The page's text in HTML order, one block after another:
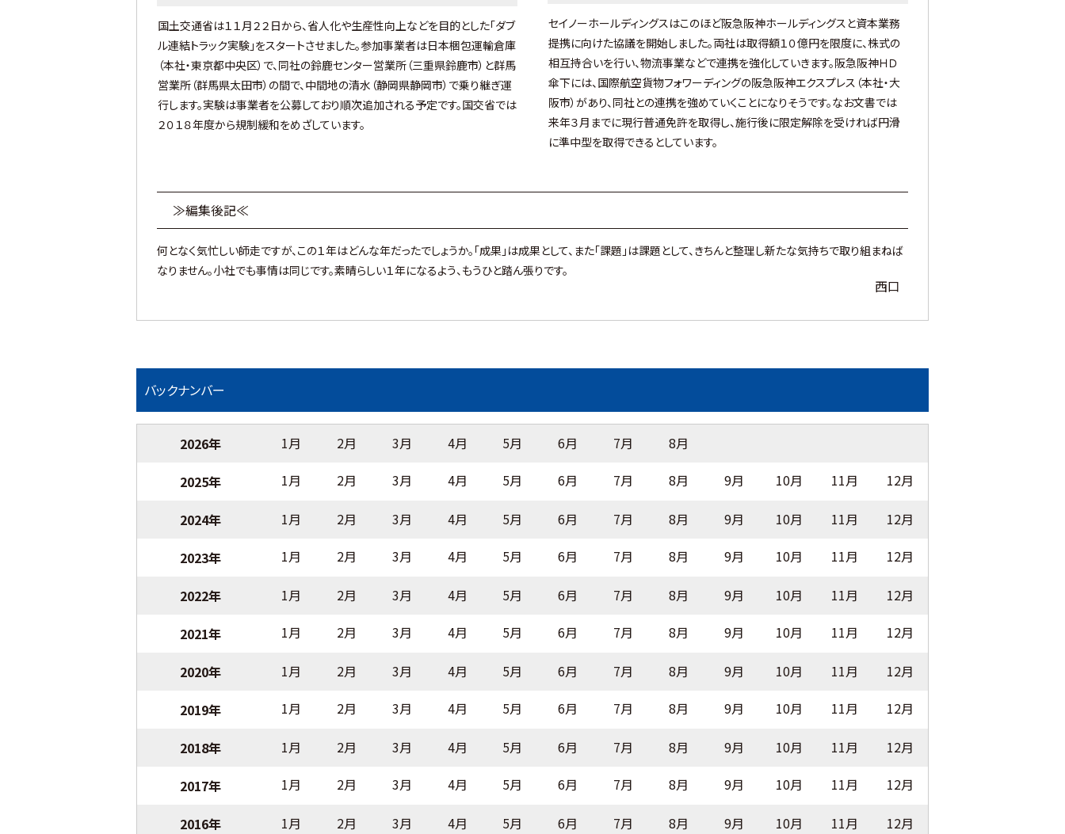
国土交通省は１１月２２日から、省人化や生産性向上などを目的とした「ダブ
ル連結トラック実験」をスタートさせました。参加事業者は日本梱包運輸倉庫
（本社・東京都中央区）で、同社の鈴鹿センター営業所（三重県鈴鹿市）と群馬
営業所（群馬県太田市）の間で、中間地の清水（静岡県静岡市）で乗り継ぎ運
行します。実験は事業者を公募しており順次追加される予定です。国交省では
２０１８年度から規制緩和をめざしています。
セイノーホールディングスはこのほど阪急阪神ホールディングスと資本業務
提携に向けた協議を開始しました。両社は取得額１０億円を限度に、株式の
相互持合いを行い、物流事業などで連携を強化していきます。阪急阪神ＨＤ
傘下には、国際航空貨物フォワーディングの阪急阪神エクスプレス（本社・大
阪市）があり、同社との連携を強めていくことになりそうです。なお文書では
来年３月までに現行普通免許を取得し、施行後に限定解除を受ければ円滑
に準中型を取得できるとしています。
≫編集後記≪
何となく気忙しい師走ですが、この１年はどんな年だったでしょうか。「成果」は成果として、また「課題」は課題として、きちんと整理し新たな気持ちで取り組まねば
なりません。小社でも事情は同じです。素晴らしい１年になるよう、もうひと踏ん張りです。
西口
バックナンバー
2026年 1月 2月 3月 4月 5月 6月 7月 8月
2025年 1月 2月 3月 4月 5月 6月 7月 8月 9月 10月 11月 12月
2024年 1月 2月 3月 4月 5月 6月 7月 8月 9月 10月 11月 12月
2023年 1月 2月 3月 4月 5月 6月 7月 8月 9月 10月 11月 12月
2022年 1月 2月 3月 4月 5月 6月 7月 8月 9月 10月 11月 12月
2021年 1月 2月 3月 4月 5月 6月 7月 8月 9月 10月 11月 12月
2020年 1月 2月 3月 4月 5月 6月 7月 8月 9月 10月 11月 12月
2019年 1月 2月 3月 4月 5月 6月 7月 8月 9月 10月 11月 12月
2018年 1月 2月 3月 4月 5月 6月 7月 8月 9月 10月 11月 12月
2017年 1月 2月 3月 4月 5月 6月 7月 8月 9月 10月 11月 12月
2016年 1月 2月 3月 4月 5月 6月 7月 8月 9月 10月 11月 12月